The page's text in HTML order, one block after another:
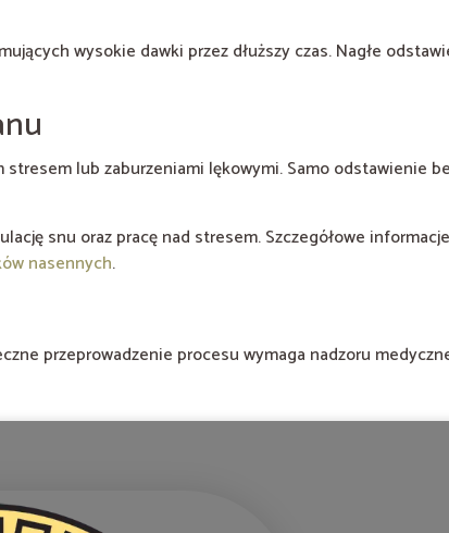
wysokie dawki przez dłuższy czas. Nagłe
lub zaburzeniami lękowymi. Samo odstawienie
snu oraz pracę nad stresem. Szczegółowe
nasennych.
przeprowadzenie procesu wymaga nadzoru